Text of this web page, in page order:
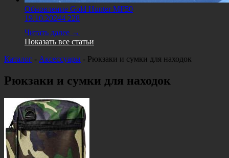
Обновление Gold Hunter MF50
19.10.20244 228
Читать далее →
Показать все статьи
Каталог - Аксессуары - Рюкзаки и сумки для находок
Рюкзаки и сумки для находок